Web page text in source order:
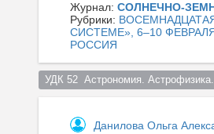
Журнал: СОЛНЕЧНО-
Рубрики:
СИСТЕМЕ», 6–10
РОССИЯ
УДК 52  Астрономия.
Данилова Ольга